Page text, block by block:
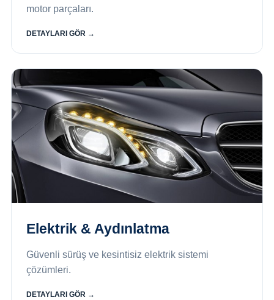
motor parçaları.
DETAYLARI GÖR →
Elektrik & Aydınlatma
Güvenli sürüş ve kesintisiz elektrik sistemi
çözümleri.
DETAYLARI GÖR →